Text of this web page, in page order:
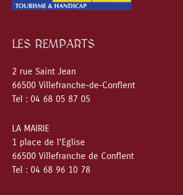
LES REMPARTS
2 rue Saint Jean
66500 Villefranche-de-Conflent
Tel : 04 68 05 87 05
LA MAIRIE
1 place de l’Eglise
66500 Villefranche de Conflent
Tel : 04 68 96 10 78